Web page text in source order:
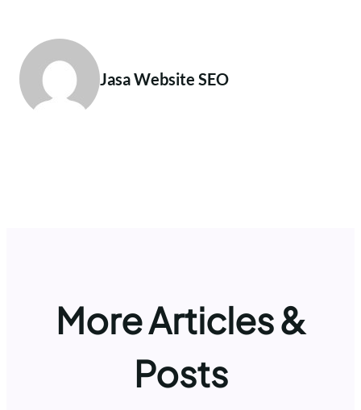
Jasa Website SEO
More Articles &
Posts